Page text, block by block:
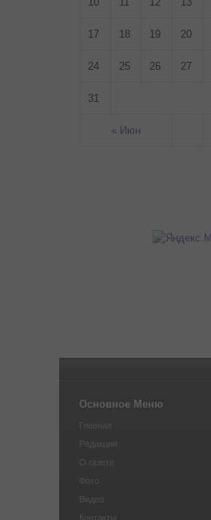
« Июн
17 18 19 20
24 25 26 27
31
Основное Меню
Главная
Редакция
О газете
Фото
Видео
Контакты